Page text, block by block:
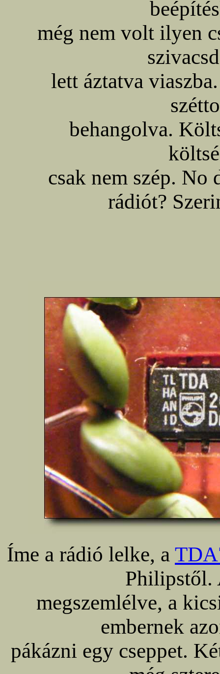
még nem volt ilyen
lett áztatva
behangolva.
csak nem szép. No
rádiót?
Íme a rádió lelke, a
Philipstől.
megszemlélve, a
embernek
pákázni egy cseppet.